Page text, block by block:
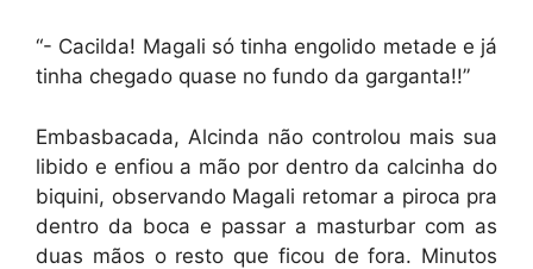
“- Cacilda! Magali só tinha engolido metade e já
tinha chegado quase no fundo da garganta!!”
Embasbacada, Alcinda não controlou mais sua
libido e enfiou a mão por dentro da calcinha do
biquini, observando Magali retomar a piroca pra
dentro da boca e passar a masturbar com as
duas mãos o resto que ficou de fora. Minutos